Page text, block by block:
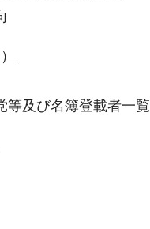
等及び名簿登載者一覧